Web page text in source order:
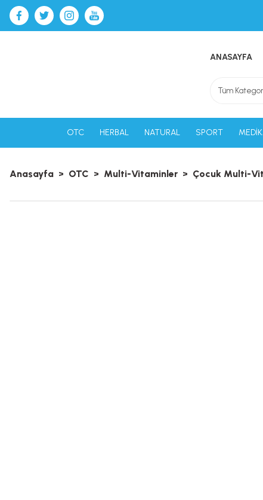
ANASAYFA
OTC HERBAL NATURAL SPORT
Anasayfa OTC Multi-Vitaminler Çocuk Multi-